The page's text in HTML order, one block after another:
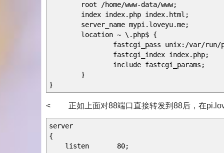
root /home/www-data/www;
index index.php index.html;
server_name mypi.loveyu.me;
location ~ \.php$ {
fastcgi_pass unix:/var/run/
fastcgi_index index.php;
include fastcgi_params;
}
}
< 正如上面对88端口直接转发到88后，在
server
{
listen 80;